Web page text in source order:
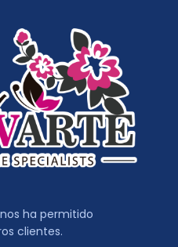
ha permitido
clientes.